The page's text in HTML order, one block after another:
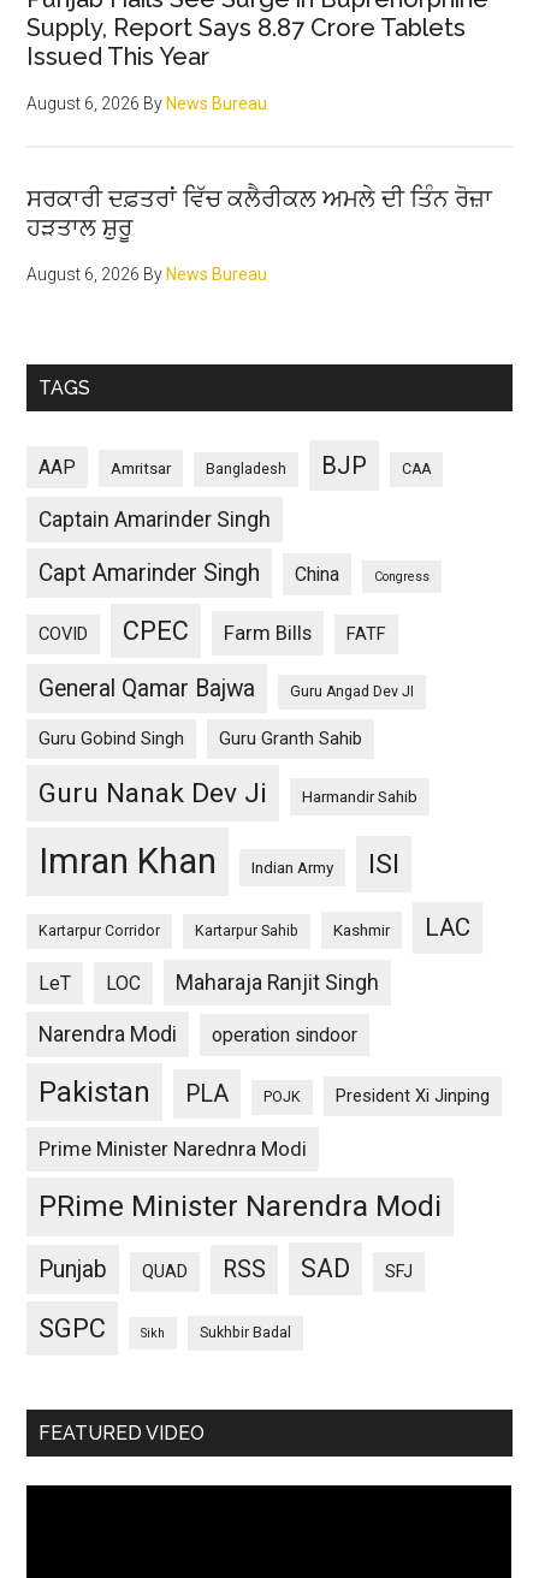
Supply, Report Says 8.87 Crore Tablets
Issued This Year
August 6, 2026 ByNews Bureau
ਸਰਕਾਰੀ ਦਫ਼ਤਰਾਂ ਵਿੱਚ ਕਲੈਰੀਕਲ ਅਮਲੇ ਦੀ ਤਿੰਨ ਰੋਜ਼ਾ
ਹੜਤਾਲ ਸ਼ੁਰੂ
August 6, 2026 ByNews Bureau
TAGS
AAP Amritsar Bangladesh BJP CAA
Captain Amarinder Singh
Capt Amarinder Singh China Congress
COVID CPEC Farm Bills FATF
General Qamar Bajwa Guru Angad Dev JI
Guru Gobind Singh Guru Granth Sahib
Guru Nanak Dev Ji Harmandir Sahib
Imran Khan Indian Army ISI
Kartarpur Corridor Kartarpur Sahib Kashmir LAC
LeT LOC Maharaja Ranjit Singh
Narendra Modi operation sindoor
Pakistan PLA POJK President Xi Jinping
Prime Minister Narednra Modi
PRime Minister Narendra Modi
Punjab QUAD RSS SAD SFJ
SGPC Sikh Sukhbir Badal
FEATURED VIDEO